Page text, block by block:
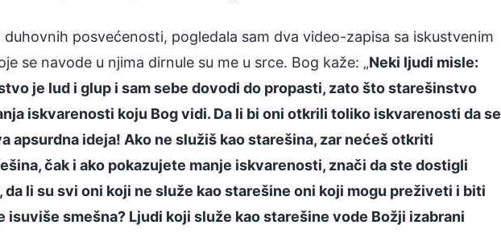
posvećenosti, pogledala sam dva video-zapisa sa iskustvenim
se navode u njima dirnule su me u srce. Bog kaže: „Neki ljudi misle:
je lud i glup i sam sebe dovodi do propasti, zato što starešinstvo
iskvarenosti koju Bog vidi. Da li bi oni otkrili toliko iskvarenosti da se
apsurdna ideja! Ako ne služiš kao starešina, zar nećeš otkriti
čak i ako pokazujete manje iskvarenosti, znači da ste dostigli
li su svi oni koji ne služe kao starešine oni koji mogu preživeti i biti
isuviše smešna? Ljudi koji služe kao starešine vode Božji izabrani